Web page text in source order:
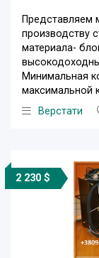
Представляем
производству
материала-
Минимальная
максимальной
Верстати
2 230 $